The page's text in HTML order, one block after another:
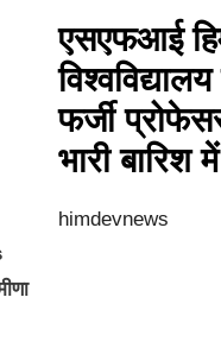
एसएफआई
फर्जी
भारी बारिश
himdevnews